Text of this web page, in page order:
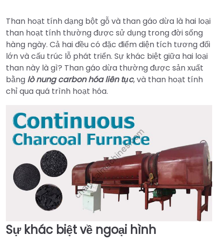
Than hoạt tính dạng bột gỗ và than gáo dừa là hai loại
than hoạt tính thường được sử dụng trong đời sống
hàng ngày. Cả hai đều có đặc điểm diện tích tương đối
lớn và cấu trúc lỗ phát triển. Sự khác biệt giữa hai loại
than này là gì? Than gáo dừa thường được sản xuất
bằng lò nung carbon hóa liên tục, và than hoạt tính
chỉ qua quá trình hoạt hóa.
Sự khác biệt về ngoại hình